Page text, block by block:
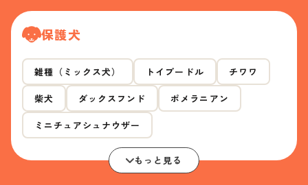
保護犬
雑種（ミックス犬） トイプードル チワワ
柴犬 ダックスフンド ポメラニアン
ミニチュアシュナウザー
もっと見る